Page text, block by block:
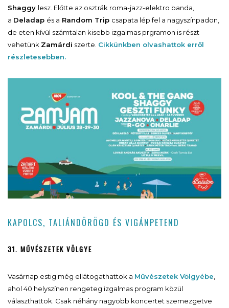
Shaggy lesz. Előtte az osztrák roma-jazz-elektro banda,
a Deladap és a Random Trip csapata lép fel a nagyszínpadon,
de eten kívül számtalan kisebb izgalmas prgramon is részt
vehetünk Zamárdi szerte. Cikkünkben olvashattok erről
részletesebben.
KAPOLCS, TALIÁNDÖRÖGD ÉS VIGÁNPETEND
31. MŰVÉSZETEK VÖLGYE
Vasárnap estig még ellátogathattok a Művészetek Völgyébe
ahol 40 helyszínen rengeteg izgalmas program közül
választhattok. Csak néhány nagyobb koncertet szemezgetve